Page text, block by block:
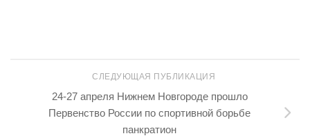
СЛЕДУЮЩАЯ ПУБЛИКАЦИЯ
24-27 апреля Нижнем Новгороде прошло
Первенство России по спортивной борьбе
панкратион